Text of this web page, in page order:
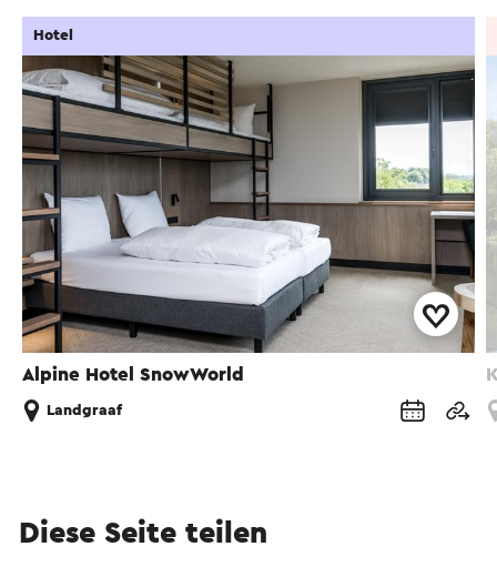
Alpine Hotel SnowWorld
Hotel
Landgraaf
Diese Seite teilen